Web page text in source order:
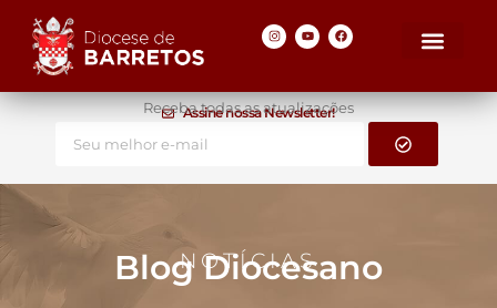
Assine nossa Newsletter!
Receba todas as atualizações
NOTÍCIAS
Blog Diocesano